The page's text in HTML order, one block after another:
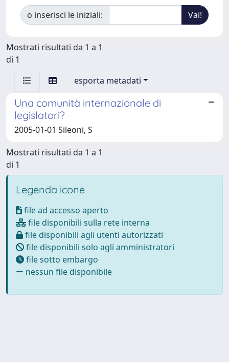
o inserisci le iniziali:
Mostrati risultati da 1 a 1
di 1
esporta metadati
Una comunità internazionale di
legislatori?
2005-01-01 Sileoni, S
Mostrati risultati da 1 a 1
di 1
Legenda icone
file ad accesso aperto
file disponibili sulla rete interna
file disponibili agli utenti autorizzati
file disponibili solo agli amministratori
file sotto embargo
nessun file disponibile